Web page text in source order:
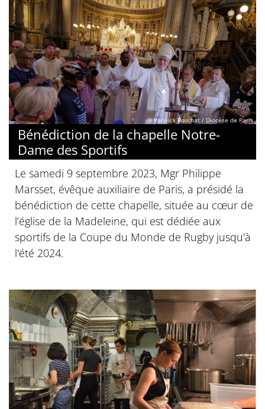
© Yannick Boschat / Diocèse de Paris
Bénédiction de la chapelle Notre-
Dame des Sportifs
Le samedi 9 septembre 2023, Mgr Philippe
Marsset, évêque auxiliaire de Paris, a présidé la
bénédiction de cette chapelle, située au cœur de
l’église de la Madeleine, qui est dédiée aux
sportifs de la Coupe du Monde de Rugby jusqu'à
l'été 2024.